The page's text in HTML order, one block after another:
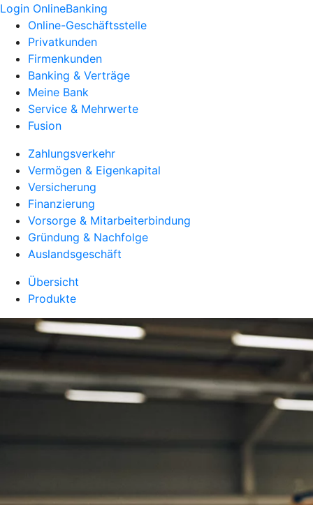
Login OnlineBanking
Online-Geschäftsstelle
Privatkunden
Firmenkunden
Banking & Verträge
Meine Bank
Service & Mehrwerte
Fusion
Zahlungsverkehr
Vermögen & Eigenkapital
Versicherung
Finanzierung
Vorsorge & Mitarbeiterbindung
Gründung & Nachfolge
Auslandsgeschäft
Übersicht
Produkte